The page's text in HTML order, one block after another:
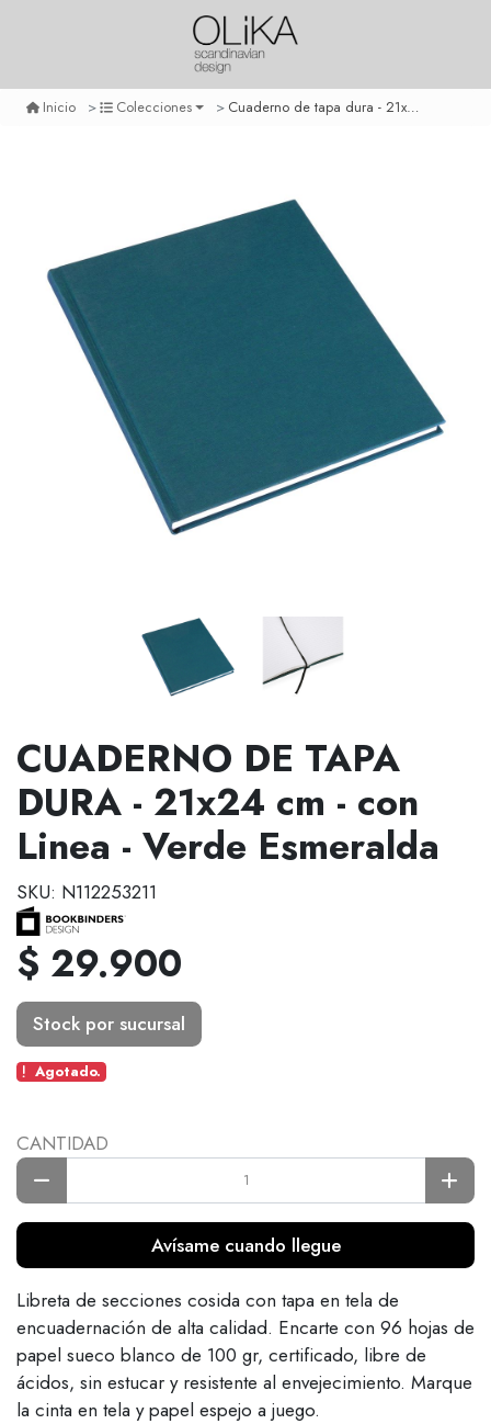
Inicio Colecciones Cuaderno de tapa dura - 21x24 cm - con linea - verde esmeralda
CUADERNO DE TAPA
DURA - 21x24 cm - con
Linea - Verde Esmeralda
SKU: N112253211
$ 29.900
Stock por sucursal
Agotado.
CANTIDAD
Avísame cuando llegue
Libreta de secciones cosida con tapa en tela de
encuadernación de alta calidad. Encarte con 96 hojas de
papel sueco blanco de 100 gr, certificado, libre de
ácidos, sin estucar y resistente al envejecimiento. Marque
la cinta en tela y papel espejo a juego.